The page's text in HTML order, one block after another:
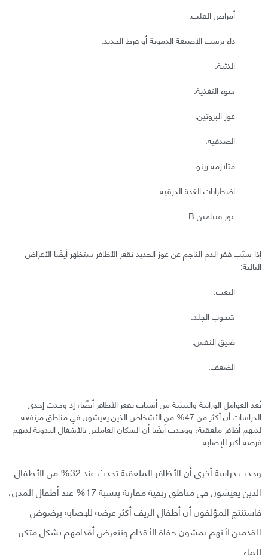
أمراض القلب.
داء ترسب الأصبغة الدموية أو فرط الحديد.
الذئبة.
سوء التغذية.
عوز البروتين.
الصدفية.
متلازمة رينو.
اضطرابات الغدة الدرقية.
عوز فيتامين B.
إذا سبّب فقر الدم الناجم عن عوز الحديد تقعر الأظافر ستظهر أيضًا الأعراض
التالية:
التعب.
شحوب الجلد.
ضيق النفس.
الضعف.
تُعد العوامل الوراثية والبيئية من أسباب تقعر الأظافر أيضًا، إذ وجدت إحدى
الدراسات أن أكثر من 47% من الأشخاص الذين يعيشون في مناطق مرتفعة
لديهم أظافر ملعقية، ووجدت أيضًا أن السكان العاملين بالأشغال اليدوية لديهم
فرصة أكبر للإصابة.
وجدت دراسة أخرى أن الأظافر الملعقية تحدث عند 32% من الأطفال
الذين يعيشون في مناطق ريفية مقارنة بنسبة 17% عند أطفال المدن،
فاستنتج المؤلفون أن أطفال الريف أكثر عرضة للإصابة برضوض
القدمين لأنهم يمشون حفاة الأقدام وتتعرض أقدامهم بشكل متكرر
للماء.